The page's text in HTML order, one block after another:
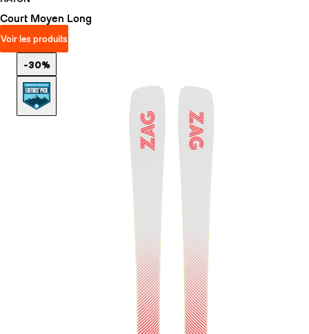
Court Moyen Long
Voir les produits
-30%